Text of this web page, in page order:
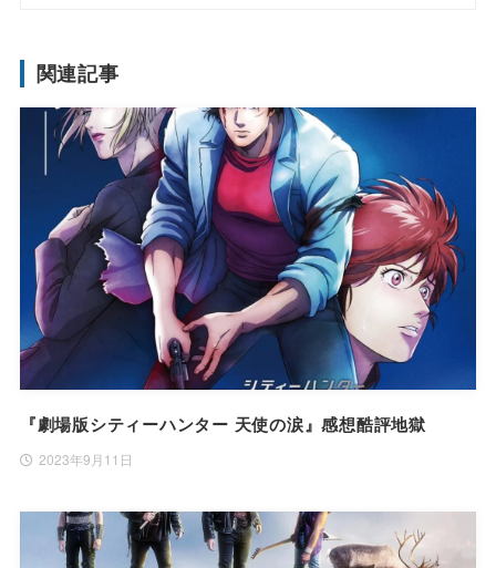
関連記事
『劇場版シティーハンター 天使の涙』感想酷評地獄
2023年9月11日